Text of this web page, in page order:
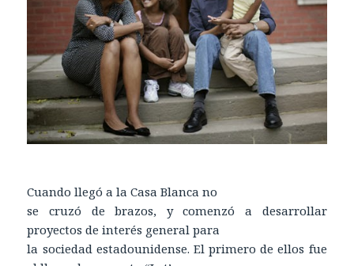
Cuando llegó a la Casa Blanca no
se cruzó de brazos, y comenzó a desarrollar
proyectos de interés general para
la sociedad estadounidense. El primero de ellos fue